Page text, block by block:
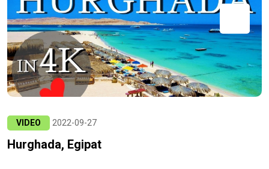
VIDEO 2022-09-27
Hurghada, Egipat